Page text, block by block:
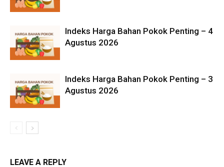
Indeks Harga Bahan Pokok Penting – 4
Agustus 2026
Indeks Harga Bahan Pokok Penting – 3
Agustus 2026
LEAVE A REPLY